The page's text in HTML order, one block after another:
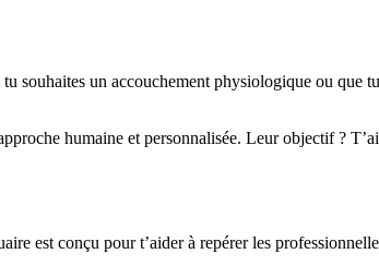
souhaites un accouchement physiologique ou que
humaine et personnalisée. Leur objectif ?
est conçu pour t’aider à repérer les